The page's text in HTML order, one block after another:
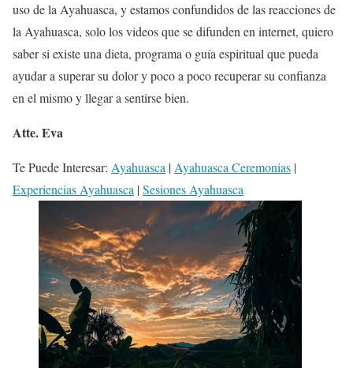
uso de la Ayahuasca, y estamos confundidos de las reacciones de
la Ayahuasca, solo los videos que se difunden en internet, quiero
saber si existe una dieta, programa o guía espiritual que pueda
ayudar a superar su dolor y poco a poco recuperar su confianza
en el mismo y llegar a sentirse bien.
Atte. Eva
Te Puede Interesar: Ayahuasca |Ayahuasca Ceremonias |
Experiencias Ayahuasca |Sesiones Ayahuasca